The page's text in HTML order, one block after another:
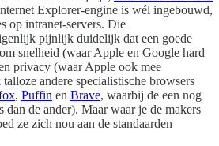
Explorer-engine is wél ingebouwd,
op intranet-servers. Die
pijnlijk duidelijk dat een goede
snelheid (waar Apple en Google hard
privacy (waar Apple ook mee
andere specialistische browsers
, Puffin en Brave, waarbij de een nog
dan de ander). Maar waar je de makers
ze zich nou aan de standaarden